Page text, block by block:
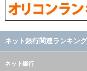
ネット銀行関連ランキング
ネット銀行